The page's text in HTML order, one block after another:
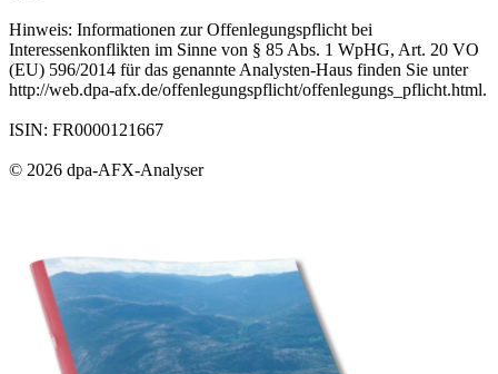
Hinweis: Informationen zur Offenlegungspflicht bei
Interessenkonflikten im Sinne von § 85 Abs. 1 WpHG, Art. 20 VO
(EU) 596/2014 für das genannte Analysten-Haus finden Sie unter
http://web.dpa-afx.de/offenlegungspflicht/offenlegungs_pflicht.html.
ISIN: FR0000121667
© 2026 dpa-AFX-Analyser